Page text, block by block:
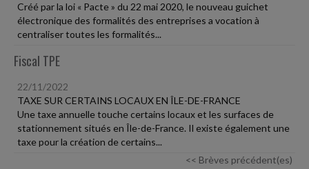
Créé par la loi « Pacte » du 22 mai 2020, le nouveau guichet
électronique des formalités des entreprises a vocation à
centraliser toutes les formalités...
Fiscal TPE
22/11/2022
TAXE SUR CERTAINS LOCAUX EN ÎLE-DE-FRANCE
Une taxe annuelle touche certains locaux et les surfaces de
stationnement situés en Île-de-France. Il existe également une
taxe pour la création de certains...
<< Brèves précédent(es)